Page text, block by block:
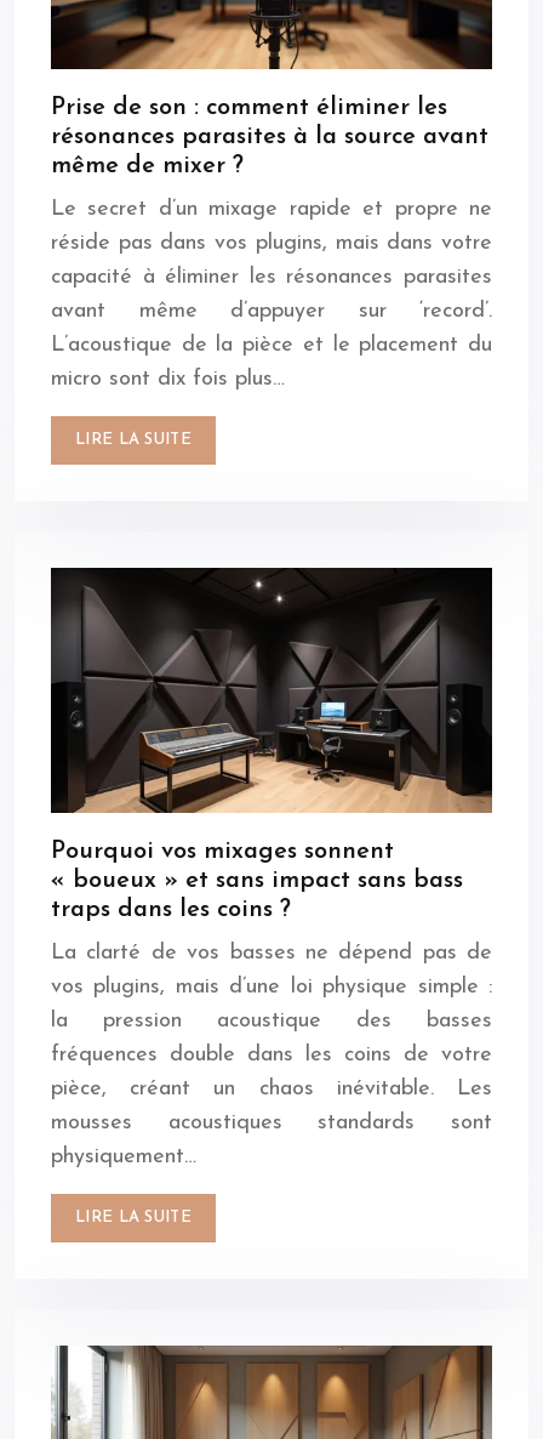
Prise de son : comment éliminer les
résonances parasites à la source avant
même de mixer ?
Le secret d’un mixage rapide et propre ne
réside pas dans vos plugins, mais dans votre
capacité à éliminer les résonances parasites
avant même d’appuyer sur ‘record’.
L’acoustique de la pièce et le placement du
micro sont dix fois plus…
LIRE LA SUITE
Pourquoi vos mixages sonnent
« boueux » et sans impact sans bass
traps dans les coins ?
La clarté de vos basses ne dépend pas de
vos plugins, mais d’une loi physique simple :
la pression acoustique des basses
fréquences double dans les coins de votre
pièce, créant un chaos inévitable. Les
mousses acoustiques standards sont
physiquement…
LIRE LA SUITE